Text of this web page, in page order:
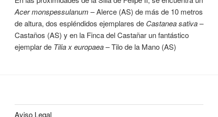
Acer monspessulanum – Alerce (AS) de más de 10 metros
de altura, dos espléndidos ejemplares de Castanea sativa–
Castaños (AS) y en la Finca del Castañar un fantástico
ejemplar de Tilia x europaea– Tilo de la Mano (AS)
Aviso Legal